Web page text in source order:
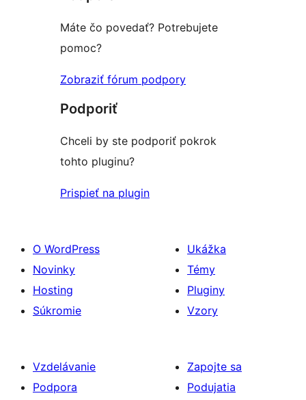
hviezdičkovým
hodnotením
Máte čo povedať? Potrebujete
pomoc?
Zobraziť fórum podpory
Podporiť
Chceli by ste podporiť pokrok
tohto pluginu?
Prispieť na plugin
O WordPress
Novinky
Hosting
Súkromie
Ukážka
Témy
Pluginy
Vzory
Vzdelávanie
Podpora
Zapojte sa
Podujatia